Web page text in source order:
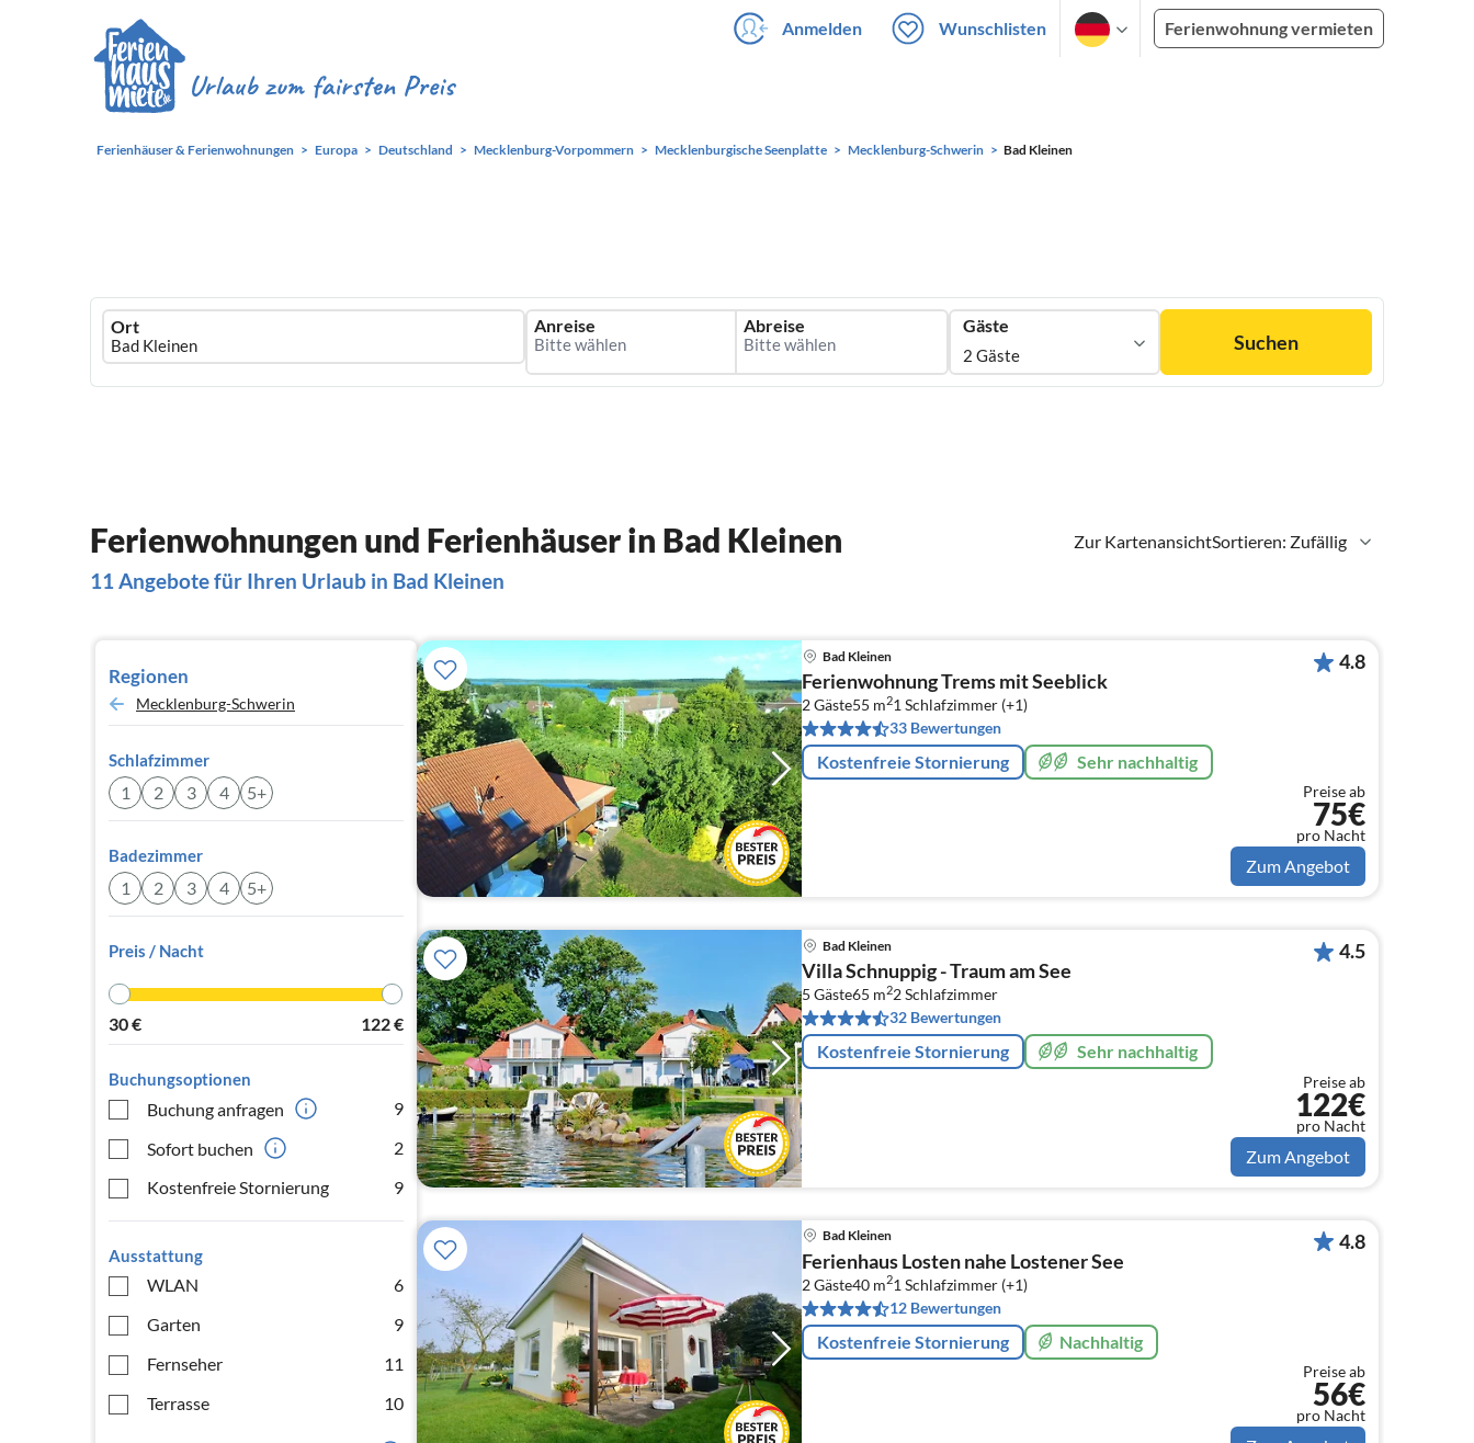
Anmelden Wunschlisten Ferienwohnung vermieten
Ferienhäuser & Ferienwohnungen Europa Deutschland Mecklenburg-Vorpommern Mecklenburgische Seenplatte Mecklenburg-Schwerin Bad Kleinen
Ferienhausmiete
logo
Ort Anreise Abreise Gäste
2 Gäste
Suchen
Zur KartenansichtSortieren: Zufällig
Ferienwohnungen und Ferienhäuser in Bad Kleinen
11 Angebote für Ihren Urlaub in Bad Kleinen
Regionen
Mecklenburg-Schwerin
Schlafzimmer
1 2 3 4 5+
Badezimmer
1 2 3 4 5+
Preis / Nacht
30€ 122€
Buchungsoptionen
Buchung anfragen
9
Sofort buchen
2
Kostenfreie Stornierung
9
Ausstattung
WLAN
6
Garten
9
Fernseher
11
Terrasse
10
Bad Kleinen
Ferienwohnung Trems mit Seeblick
2 Gäste55 m21 Schlafzimmer (+1)
33 Bewertungen
Kostenfreie Stornierung Sehr nachhaltig
4.8
Preise ab
75€
pro Nacht
Zum Angebot
Bad Kleinen
Villa Schnuppig - Traum am See
5 Gäste65 m22Schlafzimmer
32 Bewertungen
Kostenfreie Stornierung Sehr nachhaltig
4.5
Preise ab
122€
pro Nacht
Zum Angebot
Bad Kleinen
Ferienhaus Losten nahe Lostener See
2 Gäste40 m21 Schlafzimmer (+1)
12 Bewertungen
Kostenfreie Stornierung Nachhaltig
4.8
Preise ab
56€
pro Nacht